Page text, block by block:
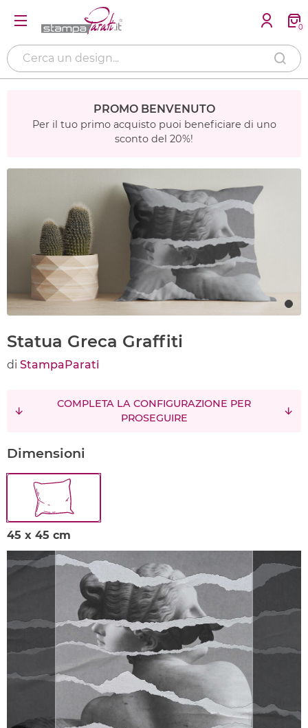
0
PROMO BENVENUTO
Per il tuo primo acquisto puoi beneficiare di uno
sconto del 20%!
Statua Greca Graffiti
di StampaParati
COMPLETA LA CONFIGURAZIONE PER
PROSEGUIRE
Dimensioni
45 x 45 cm